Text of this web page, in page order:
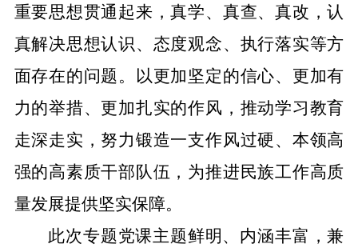
重要思想贯通起来，真学、真查、真改，认
真解决思想认识、态度观念、执行落实等方
面存在的问题。
以更加坚定的信心、更加有
力的举措、更加扎实的作风，推动学习教育
走深走实，努力锻造一支作风过硬、本领高
强的高素质干部队伍， 为推进民族工作高质
量发展提供坚实保障。
此次专题党课主题鲜明、内涵丰富，兼